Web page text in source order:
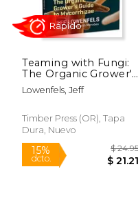
15%
Teaming with Fungi:
The Organic Grower's
Guide to Mycorrhizae
(Science for
Lowenfels, Jeff
Timber Press (OR), Tapa
Dura, Nuevo